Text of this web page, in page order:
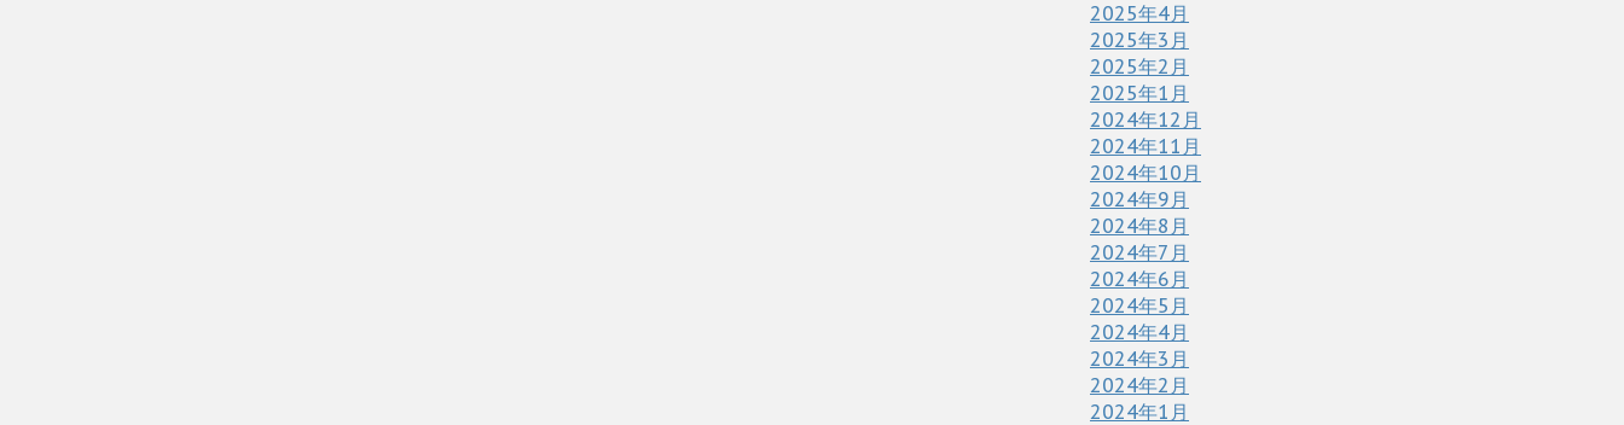
2025年4月
2025年3月
2025年2月
2025年1月
2024年12月
2024年11月
2024年10月
2024年9月
2024年8月
2024年7月
2024年6月
2024年5月
2024年4月
2024年3月
2024年2月
2024年1月